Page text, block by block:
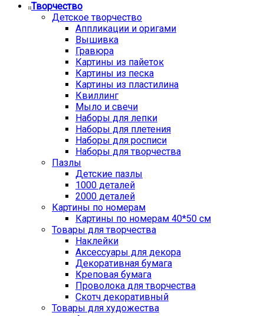
Творчество
Детское творчество
Аппликации и оригами
Вышивка
Гравюра
Картины из пайеток
Картины из песка
Картины из пластилина
Квиллинг
Мыло и свечи
Наборы для лепки
Наборы для плетения
Наборы для росписи
Наборы для творчества
Пазлы
Детские пазлы
1000 деталей
2000 деталей
Картины по номерам
Картины по номерам 40*50 см
Товары для творчества
Наклейки
Аксессуары для декора
Декоративная бумага
Креповая бумага
Проволока для творчества
Скотч декоративный
Товары для художества